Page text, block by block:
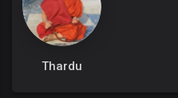
Thardu